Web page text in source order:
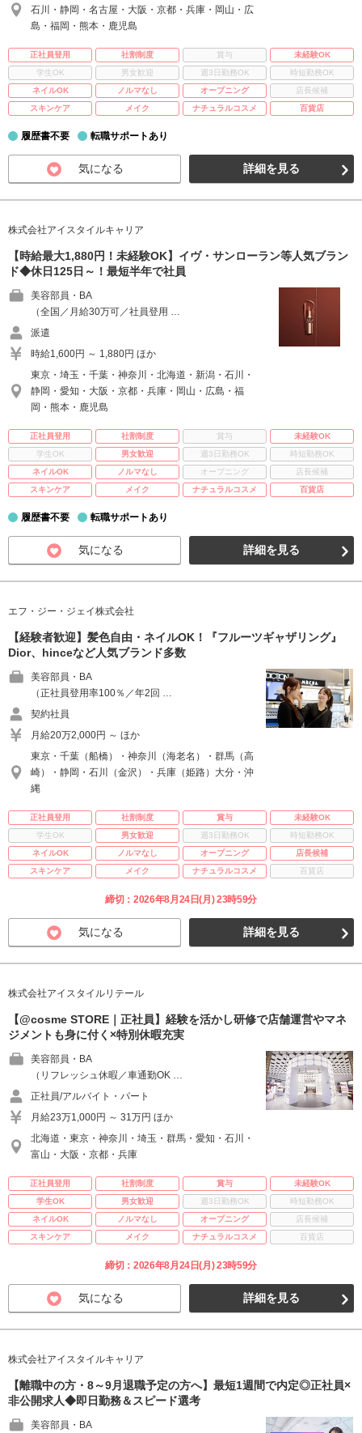
石川・静岡・名古屋・大阪・京都・兵庫・岡山・広
島・福岡・熊本・鹿児島
正社員登用 社割制度 賞与
未経験OK
学生OK
男女歓迎 週3日勤務OK
時短勤務OK
ネイルOK
ノルマなし オープニング
店長候補
スキンケア
メイク ナチュラルコスメ 百貨店
履歴書不要 転職サポートあり
気になる 詳細を見る
株式会社アイスタイルキャリア
【時給最大1,880円！未経験OK】イヴ・サンローラン等人気ブラン
ド◆休日125日～！最短半年で社員
美容部員・BA
（全国／月給30万可／社員登用 …
派遣
時給1,600円 ～ 1,880円 ほか
東京・埼玉・千葉・神奈川・北海道・新潟・石川・
静岡・愛知・大阪・京都・兵庫・岡山・広島・福
岡・熊本・鹿児島
正社員登用 社割制度 賞与
未経験OK
学生OK
男女歓迎 週3日勤務OK
時短勤務OK
ネイルOK
ノルマなし オープニング
店長候補
スキンケア
メイク ナチュラルコスメ 百貨店
履歴書不要 転職サポートあり
気になる 詳細を見る
エフ・ジー・ジェイ株式会社
【経験者歓迎】髪色自由・ネイルOK！『フルーツギャザリング』
Dior、hinceなど人気ブランド多数
美容部員・BA
（正社員登用率100％／年2回 …
契約社員
月給20万2,000円 ～ ほか
東京・千葉（船橋）・神奈川（海老名）・群馬（高
崎）・静岡・石川（金沢）・兵庫（姫路）大分・沖
縄
正社員登用 社割制度 賞与
未経験OK
学生OK
男女歓迎 週3日勤務OK
時短勤務OK
ネイルOK
ノルマなし オープニング
店長候補
スキンケア
メイク ナチュラルコスメ 百貨店
締切：2026年8月24日(月) 23時59分
気になる 詳細を見る
株式会社アイスタイルリテール
【@cosme STORE｜正社員】経験を活かし研修で店舗運営やマネ
ジメントも身に付く×特別休暇充実
美容部員・BA
（リフレッシュ休暇／車通勤OK …
正社員/アルバイト・パート
月給23万1,000円 ～ 31万円 ほか
北海道・東京・神奈川・埼玉・群馬・愛知・石川・
富山・大阪・京都・兵庫
正社員登用 社割制度 賞与
未経験OK
学生OK
男女歓迎 週3日勤務OK
時短勤務OK
ネイルOK
ノルマなし オープニング
店長候補
スキンケア
メイク ナチュラルコスメ 百貨店
締切：2026年8月24日(月) 23時59分
気になる 詳細を見る
株式会社アイスタイルキャリア
【離職中の方・8～9月退職予定の方へ】最短1週間で内定◎正社員×
非公開求人◆即日勤務＆スピード選考
美容部員・BA